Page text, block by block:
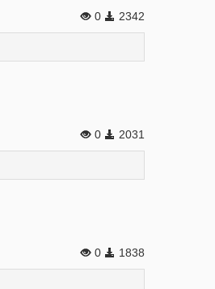
0 2342
0 2031
0 1838